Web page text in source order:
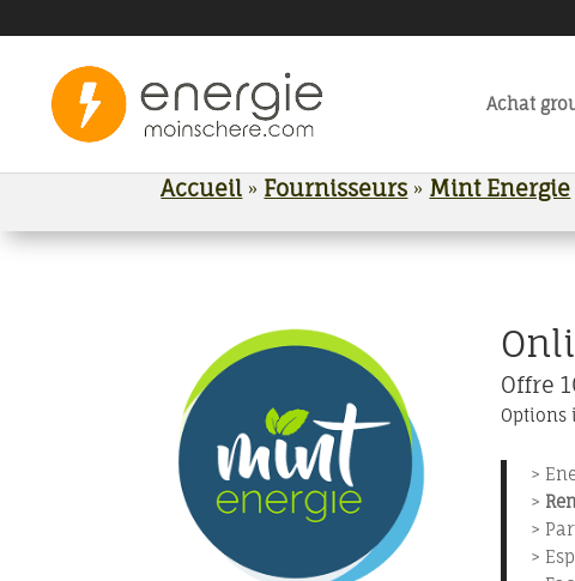
Achat
Accueil » Fournisseurs » Mint Energie
Offre
Options
>
>
>
>